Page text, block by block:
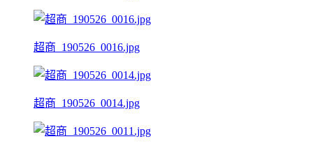
超商_190526_0016.jpg
超商_190526_0014.jpg